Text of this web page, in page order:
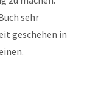
sehr
geschehen in